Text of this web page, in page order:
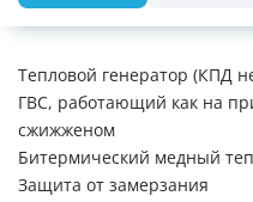
Тепловой генератор (КПД
ГВС, работающий как на
сжижженом
Битермический медный
Защита от замерзания